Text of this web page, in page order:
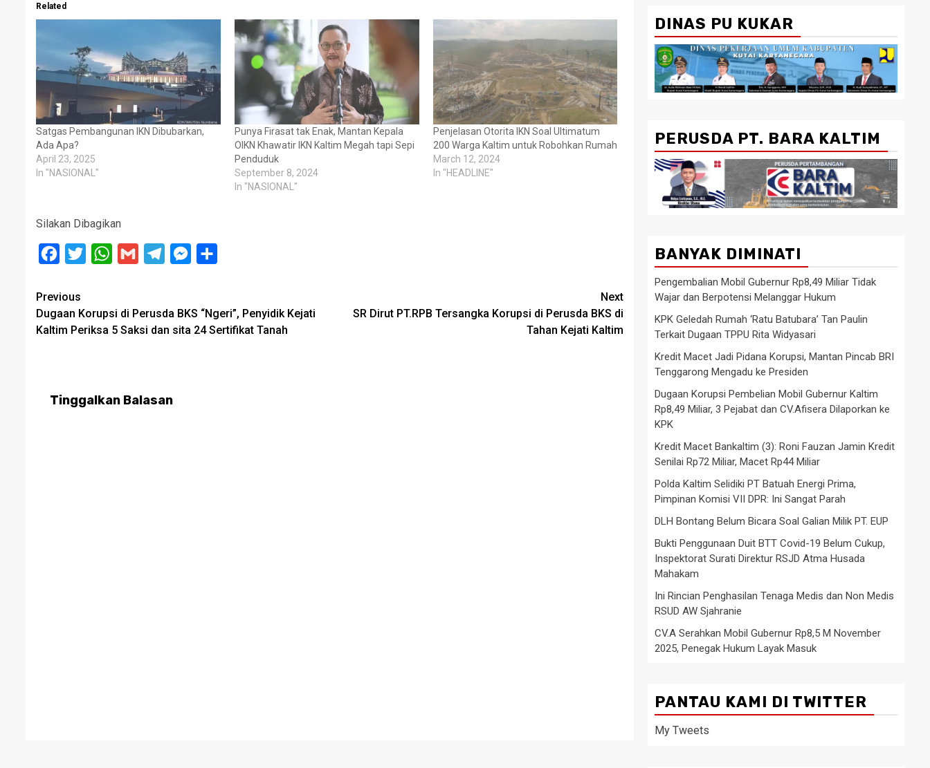
Related
Satgas Pembangunan IKN Dibubarkan,
Ada Apa?
April 23, 2025
In "NASIONAL"
Punya Firasat tak Enak, Mantan Kepala
OIKN Khawatir IKN Kaltim Megah tapi Sepi
Penduduk
September 8, 2024
In "NASIONAL"
Penjelasan Otorita IKN Soal Ultimatum
200 Warga Kaltim untuk Robohkan Rumah
March 12, 2024
In "HEADLINE"
Silakan Dibagikan
Facebook
Twitter WhatsApp
Gmail TelegramMessenger
Post
navigation
Previous
Dugaan Korupsi di Perusda BKS “Ngeri”, Penyidik Kejati
Kaltim Periksa 5 Saksi dan sita 24 Sertifikat Tanah
Next
SR Dirut PT.RPB Tersangka Korupsi di Perusda BKS di
Tahan Kejati Kaltim
Tinggalkan Balasan
DINAS PU KUKAR
PERUSDA PT. BARA KALTIM
BANYAK DIMINATI
Pengembalian Mobil Gubernur Rp8,49 Miliar Tidak
Wajar dan Berpotensi Melanggar Hukum
KPK Geledah Rumah ‘Ratu Batubara’ Tan Paulin
Terkait Dugaan TPPU Rita Widyasari
Kredit Macet Jadi Pidana Korupsi, Mantan Pincab BRI
Tenggarong Mengadu ke Presiden
Dugaan Korupsi Pembelian Mobil Gubernur Kaltim
Rp8,49 Miliar, 3 Pejabat dan CV.Afisera Dilaporkan ke
KPK
Kredit Macet Bankaltim (3): Roni Fauzan Jamin Kredit
Senilai Rp72 Miliar, Macet Rp44 Miliar
Polda Kaltim Selidiki PT Batuah Energi Prima,
Pimpinan Komisi VII DPR: Ini Sangat Parah
DLH Bontang Belum Bicara Soal Galian Milik PT. EUP
Bukti Penggunaan Duit BTT Covid-19 Belum Cukup,
Inspektorat Surati Direktur RSJD Atma Husada
Mahakam
Ini Rincian Penghasilan Tenaga Medis dan Non Medis
RSUD AW Sjahranie
CV.A Serahkan Mobil Gubernur Rp8,5 M November
2025, Penegak Hukum Layak Masuk
PANTAU KAMI DI TWITTER
My Tweets